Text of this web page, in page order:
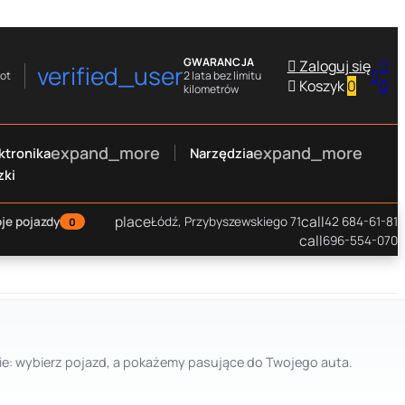
verified_userGWARANCJA
2 lata bez limitu
kilometrów
 Zaloguj się
 Koszyk 0 
0
expand_more Narzędziaexpand_more
pojazdy 0 placeŁódź, Przybyszewskiego 71call42 684-61-81
call696-554-070
wybierz pojazd, a pokażemy pasujące do Twojego auta.